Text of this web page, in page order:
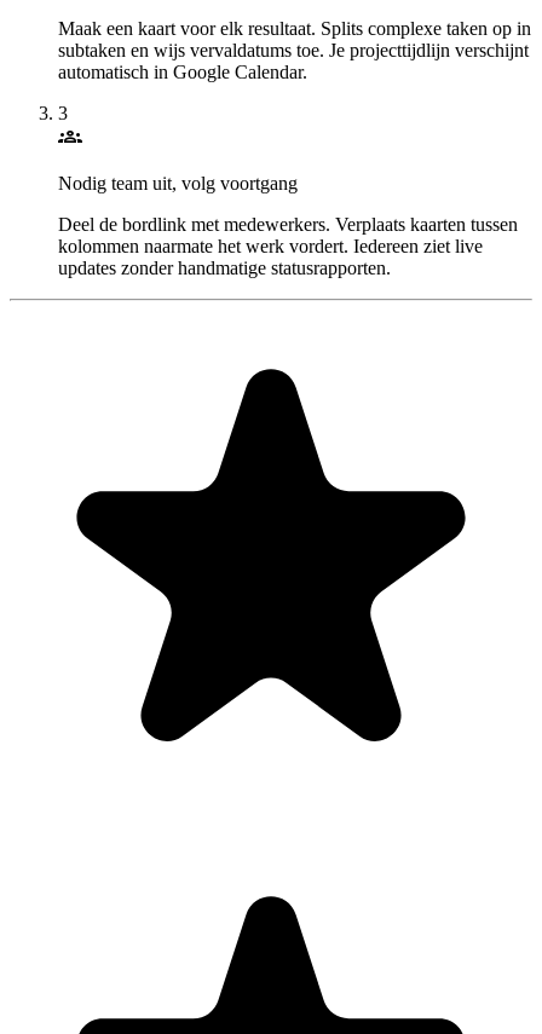
Maak een kaart voor elk resultaat. Splits complexe taken op in
subtaken en wijs vervaldatums toe. Je projecttijdlijn verschijnt
automatisch in Google Calendar.
3
groups
Nodig team uit, volg voortgang
Deel de bordlink met medewerkers. Verplaats kaarten tussen
kolommen naarmate het werk vordert. Iedereen ziet live
updates zonder handmatige statusrapporten.
"Always have 101 things to do and this helps me organize and
prioritize like no other app can. It syncs to my phone and laptop, and
when I add dates to tasks, they automatically integrate into my
Google Calendar, which is immensely convenient. I can look at my
daily, weekly, and monthly overview in Google Calendar and
clearly see how much I was able to accomplish! Great tool indeed.
Excited to see how it will evolve over time."